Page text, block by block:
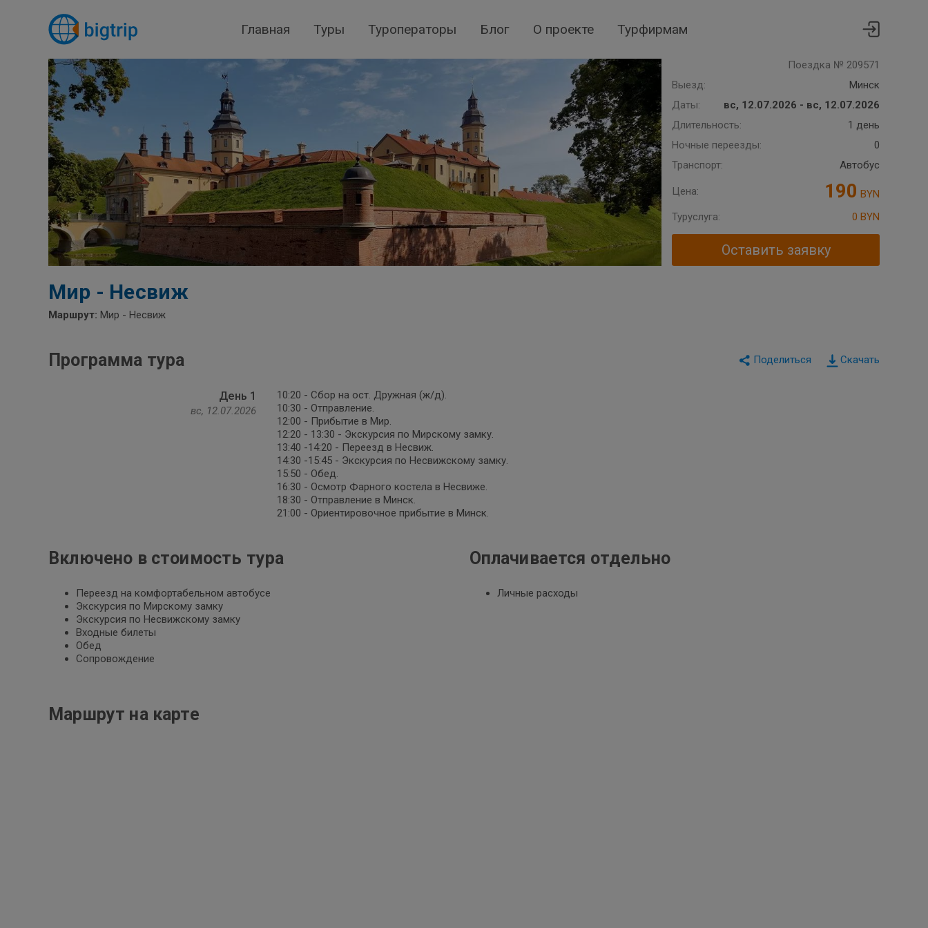
Главная Туры Туроператоры Блог О проекте Турфирмам
Поездка № 209571
Выезд:
Минск
Даты:
вс, 12.07.2026 - вс, 12.07.2026
Длительность:
1 день
Ночные переезды:
0
Транспорт:
Автобус
Цена: 190 BYN
Туруслуга:
0 BYN
Оставить заявку
Мир - Несвиж
Маршрут: Мир - Несвиж
Скачать
Программа тура
День 1
вс, 12.07.2026
10:20 - Сбор на ост. Дружная (ж/д).
10:30 - Отправление.
12:00 - Прибытие в Мир.
12:20 - 13:30 - Экскурсия по Мирскому замку.
13:40 -14:20 - Переезд в Несвиж.
14:30 -15:45 - Экскурсия по Несвижскому замку.
15:50 - Обед.
16:30 - Осмотр Фарного костела в Несвиже.
18:30 - Отправление в Минск.
21:00 - Ориентировочное прибытие в Минск.
Включено в стоимость тура
Переезд на комфортабельном автобусе
Экскурсия по Мирскому замку
Экскурсия по Несвижскому замку
Входные билеты
Обед
Сопровождение
Оплачивается отдельно
Личные расходы
Маршрут на карте